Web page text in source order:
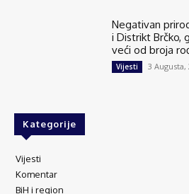
Negativan
i Distrikt Brčko,
veći od broja
Vijesti 3 Augusta,
Kategorije
Vijesti
Komentar
BiH i region